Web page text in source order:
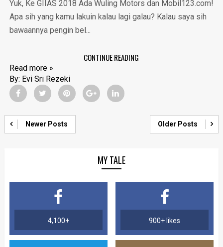
Yuk, Ke GIIAS 2018 Ada Wuling Motors dan Mobil123.com!
Apa sih yang kamu lakuin kalau lagi galau? Kalau saya sih
bawaannya pengin bel...
CONTINUE READING
Read more »
By: Evi Sri Rezeki
Newer Posts Older Posts
MY TALE
4,100+ 900+ likes